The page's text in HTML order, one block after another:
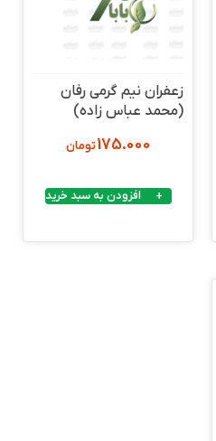
زعفران نیم گرمی رفان
(محمد عباس زاده)
175.000تومان
افزودن به سبد خرید